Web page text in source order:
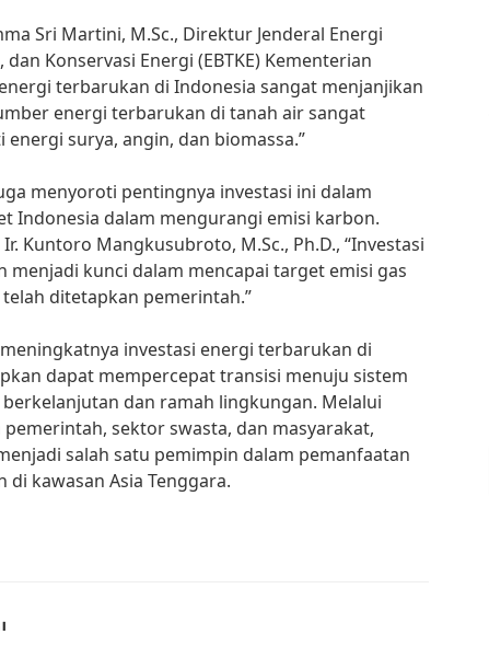
Sri Martini, M.Sc., Direktur Jenderal Energi
Konservasi Energi (EBTKE) Kementerian
energi terbarukan di Indonesia sangat menjanjikan
energi terbarukan di tanah air sangat
energi surya, angin, dan biomassa.”
menyoroti pentingnya investasi ini dalam
Indonesia dalam mengurangi emisi karbon.
Kuntoro Mangkusubroto, M.Sc., Ph.D., “Investasi
menjadi kunci dalam mencapai target emisi gas
ditetapkan pemerintah.”
investasi energi terbarukan di
dapat mempercepat transisi menuju sistem
dan ramah lingkungan. Melalui
sektor swasta, dan masyarakat,
salah satu pemimpin dalam pemanfaatan
kawasan Asia Tenggara.